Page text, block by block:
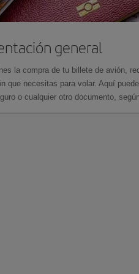
general
la compra de tu billete de avión,
que necesitas para volar. Aquí
o cualquier otro documento,